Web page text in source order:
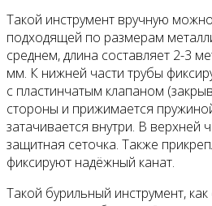
Такой инструмент вручную
подходящей по размерам
среднем, длина составляет 2-3
мм. К нижней части трубы
с пластинчатым клапаном
стороны и прижимается
затачивается внутри. В верхней
защитная сеточка. Также
фиксируют надёжный канат.
Такой бурильный инструмент, как